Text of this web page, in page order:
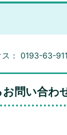
ス： 0193-63-
問い合わ